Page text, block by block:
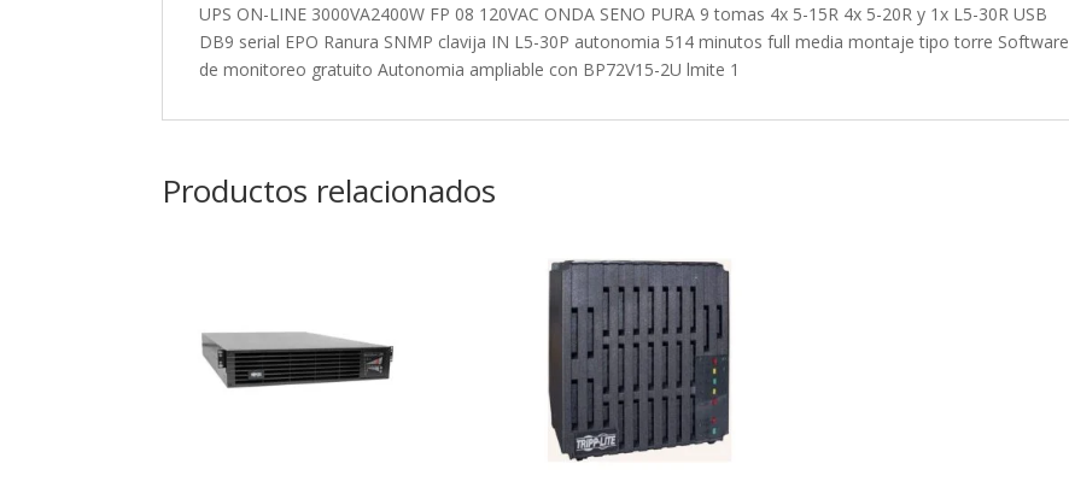
UPS ON-LINE 3000VA2400W FP 08 120VAC ONDA SENO PURA 9 tomas 4x 5-15R 4x 5-20R y 1x L5-30R USB
DB9 serial EPO Ranura SNMP clavija IN L5-30P autonomia 514 minutos full media montaje tipo torre Software
de monitoreo gratuito Autonomia ampliable con BP72V15-2U lmite 1
Productos relacionados